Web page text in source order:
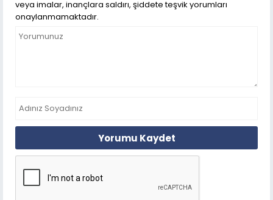
veya imalar, inançlara saldırı, şiddete teşvik yorumları
onaylanmamaktadır.
Yorumu Kaydet